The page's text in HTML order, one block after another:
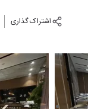
اشتراک گذاری